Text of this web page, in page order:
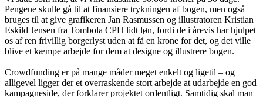
Pengene skulle gå til at finansiere trykningen af bogen, men også
bruges til at give grafikeren Jan Rasmussen og illustratoren Kristian
Eskild Jensen fra Tombola CPH lidt løn, fordi de i årevis har hjulpet
os af ren frivillig borgerlyst uden at få en krone for det, og det ville
blive et kæmpe arbejde for dem at designe og illustrere bogen.
Crowdfunding er på mange måder meget enkelt og ligetil – og
alligevel ligger der et overraskende stort arbejde at udarbejde en god
kampagneside, der forklarer projektet ordentligt. Samtidig skal man